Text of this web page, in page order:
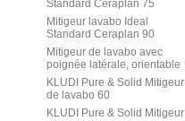
Standard Ceraplan 75
Mitigeur lavabo Ideal
Standard Ceraplan 90
Mitigeur de lavabo avec
poignée latérale, orientable
KLUDI Pure & Solid Mitigeur
de lavabo 60
KLUDI Pure & Solid Mitigeur